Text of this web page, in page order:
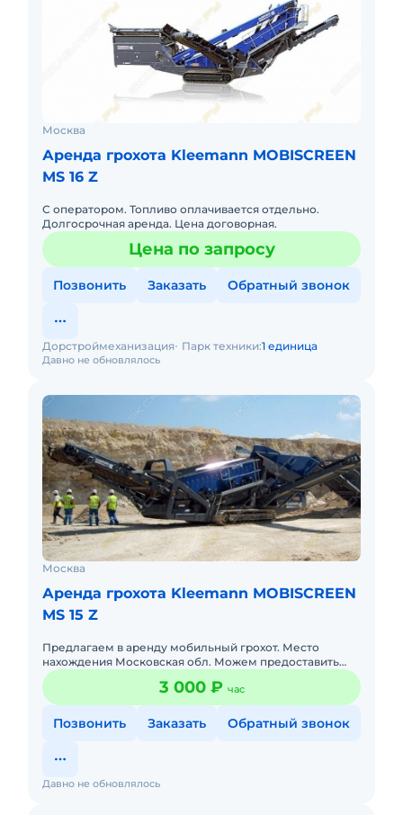
Москва
Аренда грохота Kleemann MOBISCREEN
MS 16 Z
С оператором. Топливо оплачивается отдельно.
Долгосрочная аренда. Цена договорная.
Цена по запросу
Позвонить Заказать Обратный звонок
Давно не обновлялось
Дорстроймеханизация Парк техники:1 единица
Москва
Аренда грохота Kleemann MOBISCREEN
MS 15 Z
Предлагаем в аренду мобильный грохот. Место
нахождения Московская обл. Можем предоставить
комплекс грохот, экскаватор 330 и погрузчик 3 куба,
стоимость комплекс3 000 ₽ час
Позвонить Заказать Обратный звонок
Давно не обновлялось